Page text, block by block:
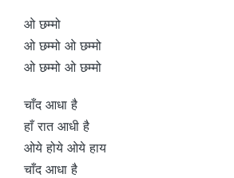
ओ छम्मो
ओ छम्मो ओ छम्मो
ओ छम्मो ओ छम्मो
चाँद आधा है
हाँ रात आधी है
ओये होये ओये हाय
चाँद आधा है